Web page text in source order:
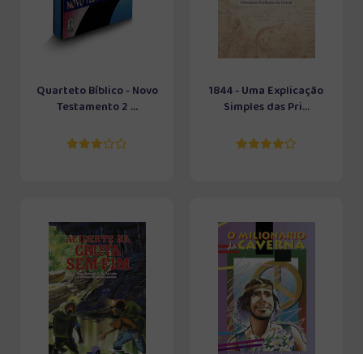
Quarteto Bíblico - Novo
Testamento 2 ...
1844 - Uma Explicação
Simples das Pri...